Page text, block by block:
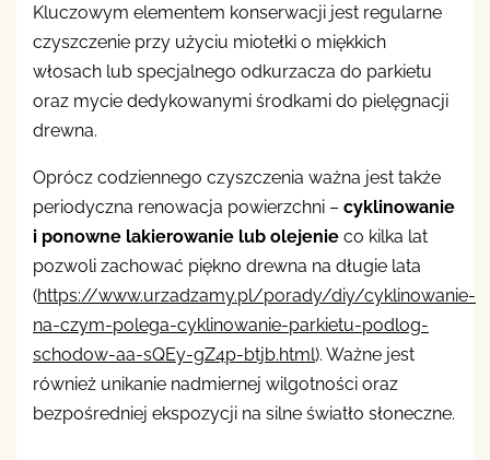
Kluczowym elementem konserwacji jest regularne
czyszczenie przy użyciu miotełki o miękkich
włosach lub specjalnego odkurzacza do parkietu
oraz mycie dedykowanymi środkami do pielęgnacji
drewna.
Oprócz codziennego czyszczenia ważna jest także
periodyczna renowacja powierzchni – cyklinowanie
i ponowne lakierowanie lub olejenie co kilka lat
pozwoli zachować piękno drewna na długie lata
(https://www.urzadzamy.pl/porady/diy/cyklinowanie-
na-czym-polega-cyklinowanie-parkietu-podlog-
schodow-aa-sQEy-gZ4p-btjb.html). Ważne jest
również unikanie nadmiernej wilgotności oraz
bezpośredniej ekspozycji na silne światło słoneczne.